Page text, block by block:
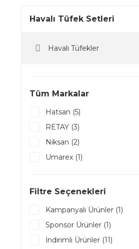
Havalı Tüfek Setleri
Havalı Tüfekler
Tüm Markalar
Hatsan (5)
RETAY (3)
Niksan (2)
Umarex (1)
Filtre Seçenekleri
Kampanyalı Ürünler (1)
Sponsor Ürünler (1)
İndirimli Ürünler (11)